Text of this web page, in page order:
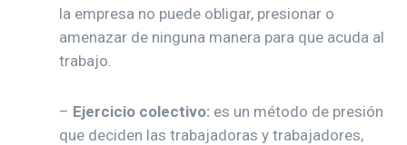
la empresa no puede obligar, presionar o
amenazar de ninguna manera para que acuda al
trabajo.
– Ejercicio colectivo: es un método de presión
que deciden las trabajadoras y trabajadores,